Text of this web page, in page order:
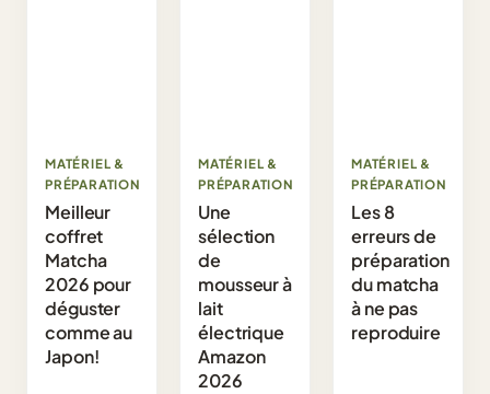
MATÉRIEL &
PRÉPARATION
Meilleur
coffret
Matcha
2026 pour
déguster
comme au
Japon!
MATÉRIEL &
PRÉPARATION
Une
sélection
de
mousseur à
lait
électrique
Amazon
2026
MATÉRIEL &
PRÉPARATION
Les 8
erreurs de
préparation
du matcha
à ne pas
reproduire